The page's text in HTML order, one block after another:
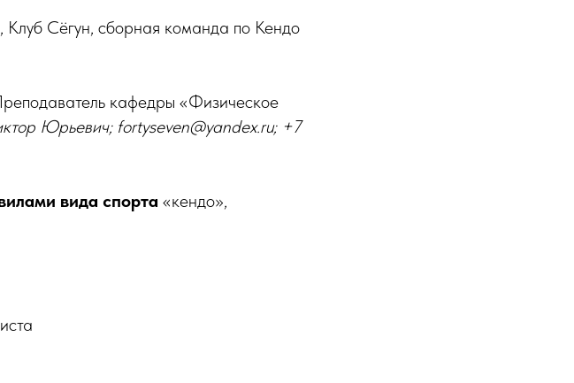
Сёгун, сборная команда по Кендо
кафедры «Физическое
Юрьевич; fortyseven@yandex.ru; +7
вида спорта «кендо»,